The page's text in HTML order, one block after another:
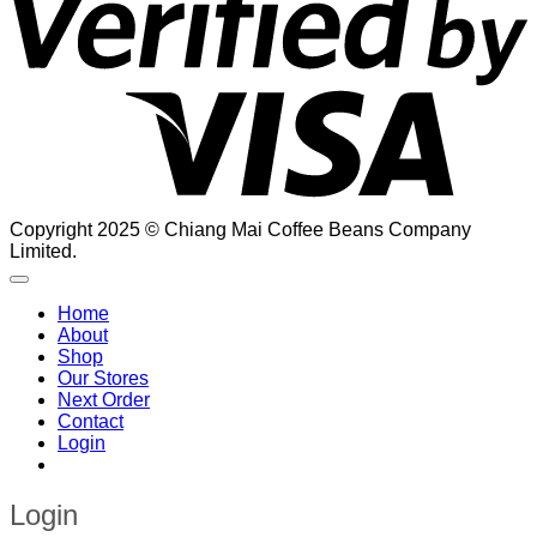
Copyright 2025 © Chiang Mai Coffee Beans Company
Limited.
Home
About
Shop
Our Stores
Next Order
Contact
Login
Login